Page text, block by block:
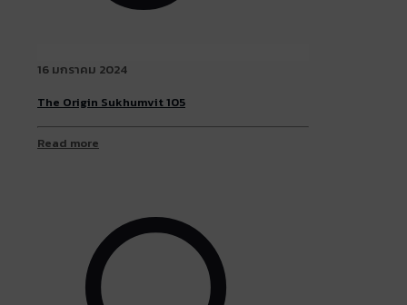
16 มกราคม 2024
The Origin Sukhumvit 105
Read more